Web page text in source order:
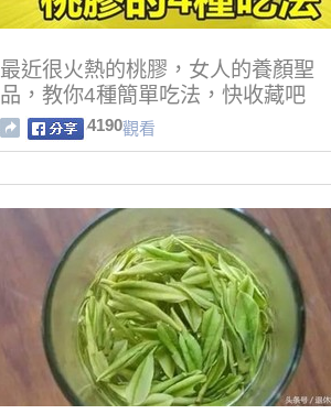
最近很火熱的桃膠，女人的養顏聖
品，教你4種簡單吃法，快收藏吧
4190觀看